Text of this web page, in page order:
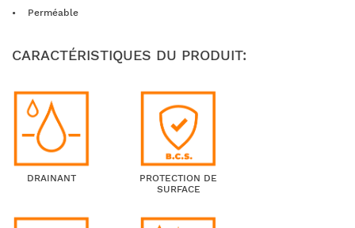
Perméable
CARACTÉRISTIQUES DU PRODUIT:
DRAINANT
PROTECTION DE
SURFACE